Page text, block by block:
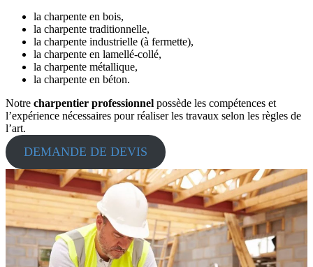
la charpente en bois,
la charpente traditionnelle,
la charpente industrielle (à fermette),
la charpente en lamellé-collé,
la charpente métallique,
la charpente en béton.
Notre charpentier professionnel possède les compétences et
l’expérience nécessaires pour réaliser les travaux selon les règles de
l’art.
DEMANDE DE DEVIS